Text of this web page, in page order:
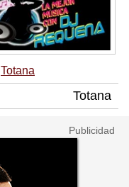
Totana
Totana